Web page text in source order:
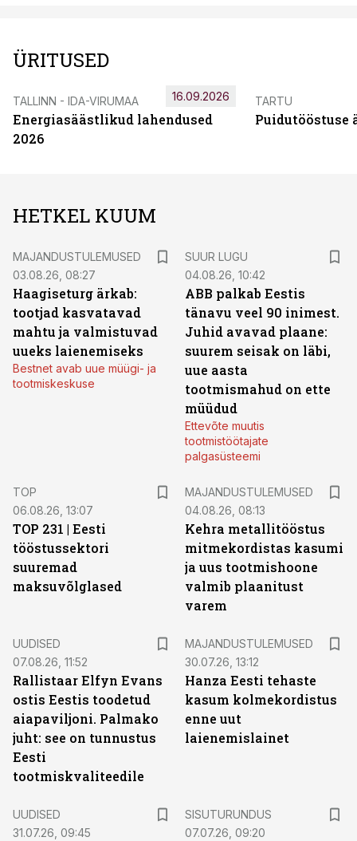
ÜRITUSED
TALLINN - IDA-VIRUMAA
Energiasäästlikud lahendused
2026
16.09.2026 TARTU
Puidutööstuse
HETKEL KUUM
MAJANDUSTULEMUSED
03.08.26, 08:27
Haagiseturg ärkab:
tootjad kasvatavad
mahtu ja valmistuvad
uueks laienemiseks
Bestnet avab uue müügi- ja
tootmiskeskuse
SUUR LUGU
04.08.26, 10:42
ABB palkab Eestis
tänavu veel 90 inimest.
Juhid avavad plaane:
suurem seisak on läbi,
uue aasta
tootmismahud on ette
müüdud
Ettevõte muutis
tootmistöötajate
palgasüsteemi
TOP
06.08.26, 13:07
TOP 231 | Eesti
tööstussektori
suuremad
maksuvõlglased
MAJANDUSTULEMUSED
04.08.26, 08:13
Kehra metallitööstus
mitmekordistas kasumi
ja uus tootmishoone
valmib plaanitust
varem
UUDISED
07.08.26, 11:52
Rallistaar Elfyn Evans
ostis Eestis toodetud
aiapaviljoni. Palmako
juht: see on tunnustus
Eesti
tootmiskvaliteedile
MAJANDUSTULEMUSED
30.07.26, 13:12
Hanza Eesti tehaste
kasum kolmekordistus
enne uut
laienemislainet
UUDISED
31.07.26, 09:45
SISUTURUNDUS
07.07.26, 09:20